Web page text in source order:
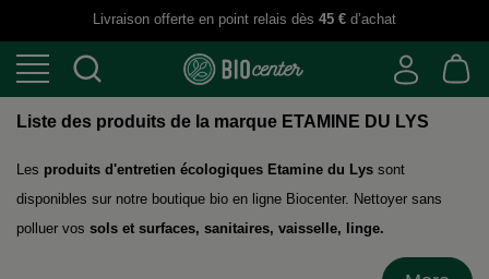
Livraison offerte en point relais dès 45 € d’achat
Liste des produits de la marque ETAMINE DU LYS
Les produits d'entretien écologiques Etamine du Lys sont
disponibles sur notre boutique bio en ligne Biocenter. Nettoyer sans
polluer vos sols et surfaces, sanitaires, vaisselle, linge.